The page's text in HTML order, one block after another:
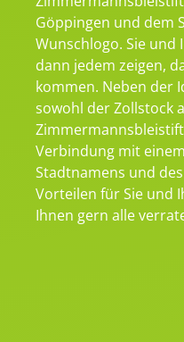
Göppingen und dem
Wunschlogo. Sie und
dann jedem zeigen,
kommen. Neben der
sowohl der Zollstock
Verbindung mit
Stadtnamens und
Vorteilen für Sie und
Ihnen gern alle